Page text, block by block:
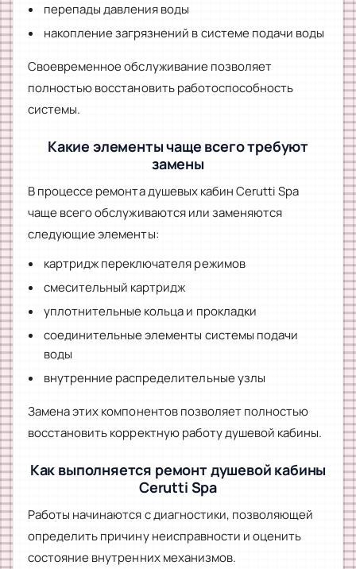
перепады давления воды
накопление загрязнений в системе подачи воды
Своевременное обслуживание позволяет
полностью восстановить работоспособность
системы.
Какие элементы чаще всего требуют
замены
В процессе ремонта душевых кабин Cerutti Spa
чаще всего обслуживаются или заменяются
следующие элементы:
картридж переключателя режимов
смесительный картридж
уплотнительные кольца и прокладки
соединительные элементы системы подачи
воды
внутренние распределительные узлы
Замена этих компонентов позволяет полностью
восстановить корректную работу душевой кабины.
Как выполняется ремонт душевой кабины
Cerutti Spa
Работы начинаются с диагностики, позволяющей
определить причину неисправности и оценить
состояние внутренних механизмов.